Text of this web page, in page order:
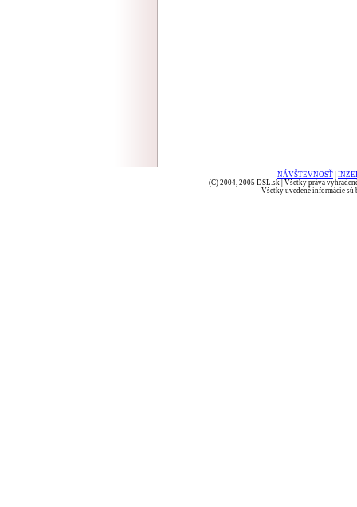
NÁVŠTEVNOSŤ
(C) 2004, 2005 DSL.sk | Všetky práva
Všetky uvedené informácie sú